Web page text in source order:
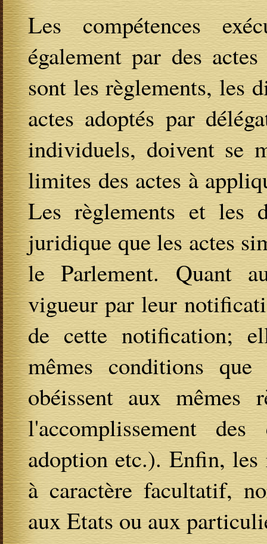
Les compétences
également par des
sont les règlements, les
actes adoptés par
individuels, doivent se
limites des actes à
Les règlements et les
juridique que les actes
le Parlement. Quant
vigueur par leur
de cette notification;
mêmes conditions
obéissent aux mêmes
l'accomplissement
adoption etc.). Enfin, les
à caractère facultatif,
aux Etats ou aux